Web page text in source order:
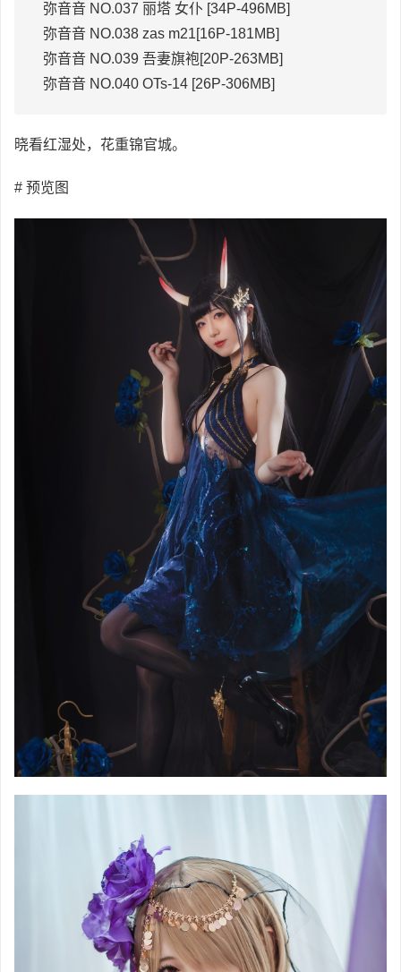
弥音音 NO.037 丽塔 女仆 [34P-496MB]
弥音音 NO.038 zas m21[16P-181MB]
弥音音 NO.039 吾妻旗袍[20P-263MB]
弥音音 NO.040 OTs-14 [26P-306MB]
晓看红湿处，花重锦官城。
# 预览图